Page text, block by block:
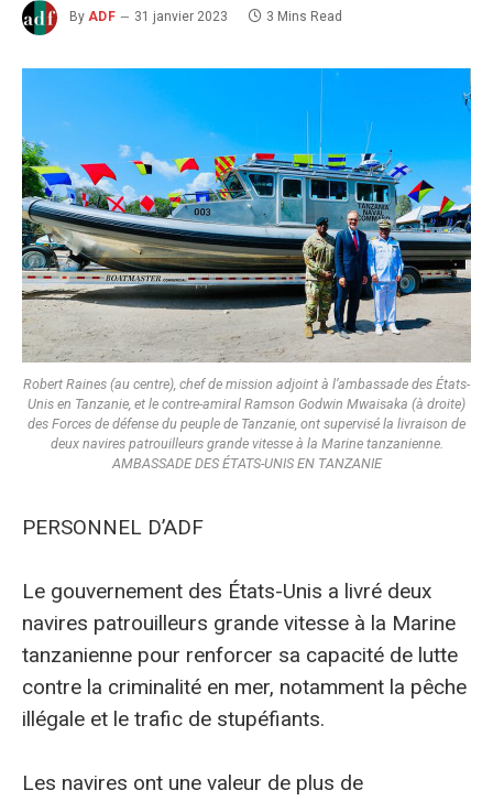
By ADF 31 janvier 2023 3 Mins Read
Robert Raines (au centre), chef de mission adjoint à l’ambassade des États-
Unis en Tanzanie, et le contre-amiral Ramson Godwin Mwaisaka (à droite)
des Forces de défense du peuple de Tanzanie, ont supervisé la livraison de
deux navires patrouilleurs grande vitesse à la Marine tanzanienne.
AMBASSADE DES ÉTATS-UNIS EN TANZANIE
PERSONNEL D’ADF
Le gouvernement des États-Unis a livré deux
navires patrouilleurs grande vitesse à la Marine
tanzanienne pour renforcer sa capacité de lutte
contre la criminalité en mer, notamment la pêche
illégale et le trafic de stupéfiants.
Les navires ont une valeur de plus de